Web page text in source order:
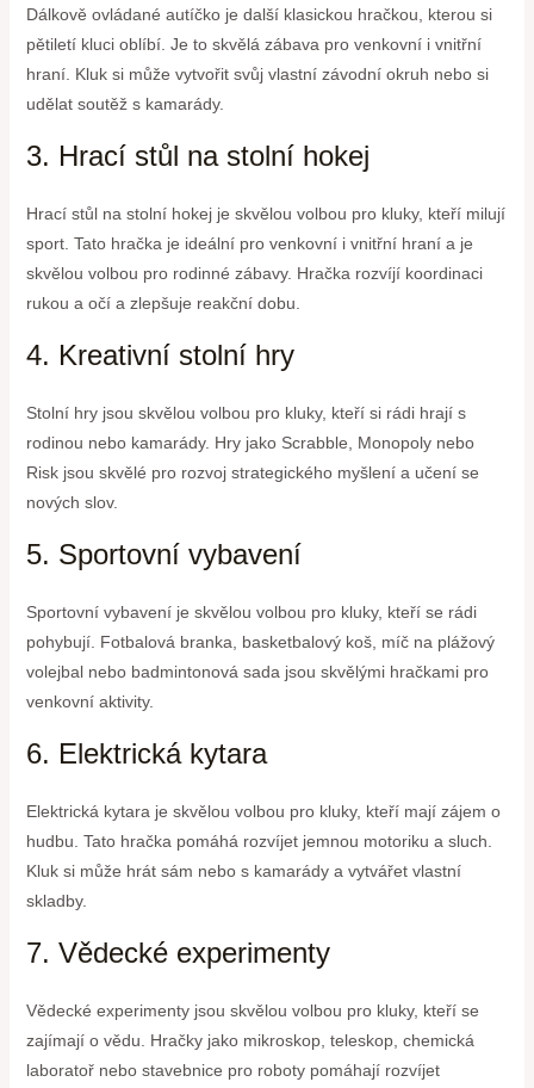
Dálkově ovládané autíčko je další klasickou hračkou, kterou si
pětiletí kluci oblíbí. Je to skvělá zábava pro venkovní i vnitřní
hraní. Kluk si může vytvořit svůj vlastní závodní okruh nebo si
udělat soutěž s kamarády.
3. Hrací stůl na stolní hokej
Hrací stůl na stolní hokej je skvělou volbou pro kluky, kteří milují
sport. Tato hračka je ideální pro venkovní i vnitřní hraní a je
skvělou volbou pro rodinné zábavy. Hračka rozvíjí koordinaci
rukou a očí a zlepšuje reakční dobu.
4. Kreativní stolní hry
Stolní hry jsou skvělou volbou pro kluky, kteří si rádi hrají s
rodinou nebo kamarády. Hry jako Scrabble, Monopoly nebo
Risk jsou skvělé pro rozvoj strategického myšlení a učení se
nových slov.
5. Sportovní vybavení
Sportovní vybavení je skvělou volbou pro kluky, kteří se rádi
pohybují. Fotbalová branka, basketbalový koš, míč na plážový
volejbal nebo badmintonová sada jsou skvělými hračkami pro
venkovní aktivity.
6. Elektrická kytara
Elektrická kytara je skvělou volbou pro kluky, kteří mají zájem o
hudbu. Tato hračka pomáhá rozvíjet jemnou motoriku a sluch.
Kluk si může hrát sám nebo s kamarády a vytvářet vlastní
skladby.
7. Vědecké experimenty
Vědecké experimenty jsou skvělou volbou pro kluky, kteří se
zajímají o vědu. Hračky jako mikroskop, teleskop, chemická
laboratoř nebo stavebnice pro roboty pomáhají rozvíjet